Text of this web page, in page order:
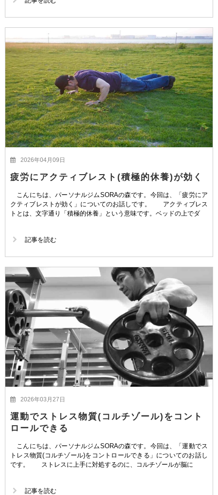
2026年04月09日
疲労にアクティブレスト(積極的休養)が効く
こんにちは、パーソナルジムSORAの森です。今回は、「疲労にア
クティブレストが効く」についてのお話しです。 アクティブレス
トとは、文字通り「積極的休養」という意味です。ベッドの上でダ
記事を読む
2026年03月27日
運動でストレス物質(コルチゾール)をコント
ロールできる
こんにちは、パーソナルジムSORAの森です。今回は、「運動でス
トレス物質(コルチゾール)をコントロールできる」についてのお話し
です。 ストレスに上手に対処するのに、コルチゾールが脳に
記事を読む